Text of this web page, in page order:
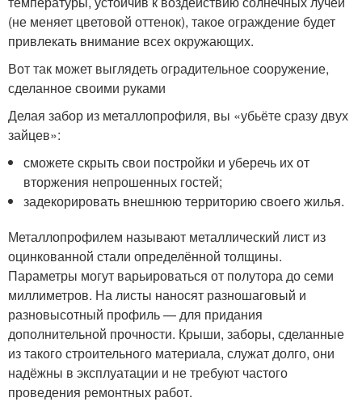
(не меняет цветовой оттенок), такое ограждение будет
привлекать внимание всех окружающих.
Вот так может выглядеть оградительное сооружение,
сделанное своими руками
Делая забор из металлопрофиля, вы «убьёте сразу двух
зайцев»:
сможете скрыть свои постройки и уберечь их от
вторжения непрошенных гостей;
задекорировать внешнюю территорию своего жилья.
Металлопрофилем называют металлический лист из
оцинкованной стали определённой толщины.
Параметры могут варьироваться от полутора до семи
миллиметров. На листы наносят разношаговый и
разновысотный профиль — для придания
дополнительной прочности. Крыши, заборы, сделанные
из такого строительного материала, служат долго, они
надёжны в эксплуатации и не требуют частого
проведения ремонтных работ.